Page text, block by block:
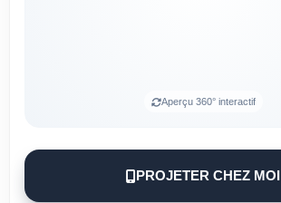
Aperçu 360° interactif
PROJETER CHEZ MOI